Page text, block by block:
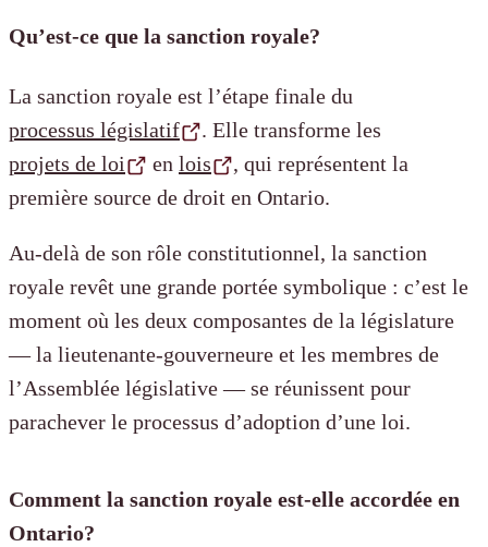
Qu’est-ce que la sanction royale?
La sanction royale est l’étape finale du
processus législatif
. Elle transforme les
projets de loi
en lois
, qui représentent la
première source de droit en Ontario.
Au-delà de son rôle constitutionnel, la sanction
royale revêt une grande portée symbolique : c’est le
moment où les deux composantes de la législature
— la lieutenante-gouverneure et les membres de
l’Assemblée législative — se réunissent pour
parachever le processus d’adoption d’une loi.
Comment la sanction royale est-elle accordée en
Ontario?